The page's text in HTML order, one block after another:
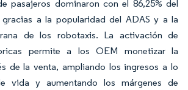
pasajeros dominaron con el 86,25% del
gracias a la popularidad del ADAS y a la
de los robotaxis. La activación de
permite a los OEM monetizar la
de la venta, ampliando los ingresos a lo
vida y aumentando los márgenes de